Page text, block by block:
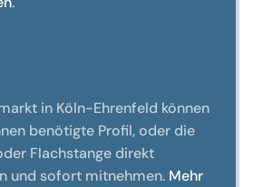
in Köln-Ehrenfeld können
benötigte Profil, oder die
Flachstange direkt
und sofort mitnehmen. Mehr